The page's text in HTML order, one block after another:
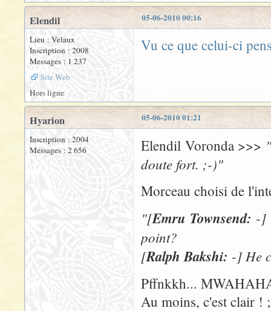
05-06-2010 00:16
Elendil
Lieu : Velaux
Inscription : 2008
Messages : 1 237
Site Web
Vu ce que celui-ci
Hors ligne
05-06-2010 01:21
Hyarion
Inscription : 2004
Messages : 2 656
Elendil Voronda >>> "
doute fort. ;-)"
Morceau choisi de
"[Emru Townsend: -]
point?
[Ralph Bakshi: -] He
Pffnkkh...
Au moins, c'est clair !